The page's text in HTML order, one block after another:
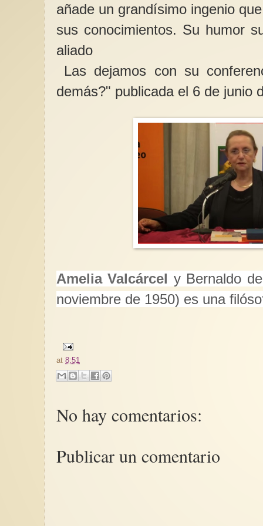
añade un grandísimo ingenio
sus conocimientos. Su humor
aliado
Las dejamos con su
demás?" publicada el 6 de junio
Amelia Valcárcel y Bernaldo
noviembre de 1950) es una
at 8:51
No hay comentarios:
Publicar un comentario
Mientras nosotras
nos gobiernan"
Amorós,